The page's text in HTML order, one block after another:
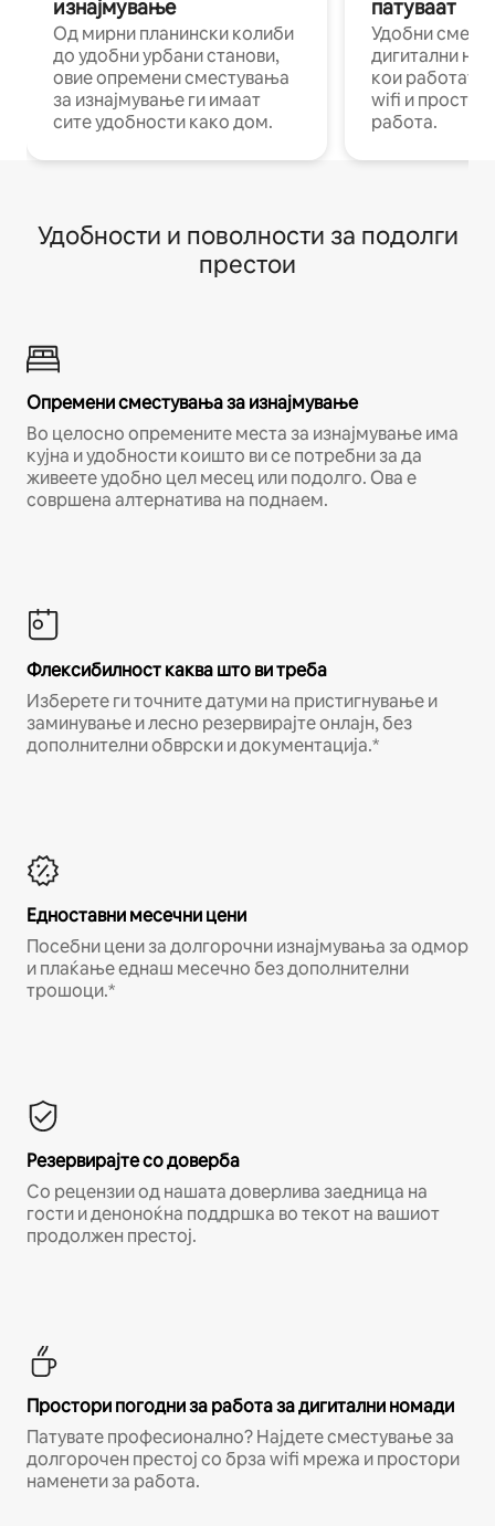
изнајмување
Од мирни планински колиби
до удобни урбани станови,
овие опремени сместувања
за изнајмување ги имаат
сите удобности како дом.
патуваат
Удобни
дигитални
кои работат
wifi и
работа.
Удобности и поволности за подолги
престои
Опремени сместувања за изнајмување
Во целосно опремените места за изнајмување има
кујна и удобности коишто ви се потребни за да
живеете удобно цел месец или подолго. Ова е
совршена алтернатива на поднаем.
Флексибилност каква што ви треба
Изберете ги точните датуми на пристигнување и
заминување и лесно резервирајте онлајн, без
дополнителни обврски и документација.*
Едноставни месечни цени
Посебни цени за долгорочни изнајмувања за одмор
и плаќање еднаш месечно без дополнителни
трошоци.*
Резервирајте со доверба
Со рецензии од нашата доверлива заедница на
гости и деноноќна поддршка во текот на вашиот
продолжен престој.
Простори погодни за работа за дигитални номади
Патувате професионално? Најдете сместување за
долгорочен престој со брза wifi мрежа и простори
наменети за работа.